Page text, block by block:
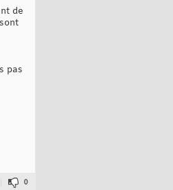
de
pas
0